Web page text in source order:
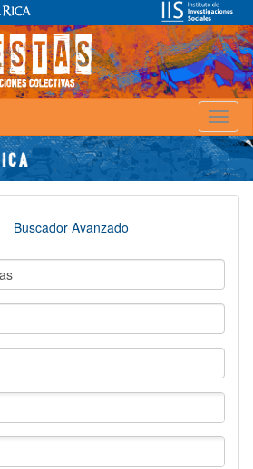
Buscador Avanzado